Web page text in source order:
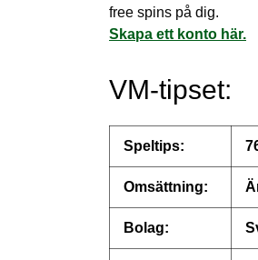
free spins på dig.
Skapa ett konto här.
VM-tipset:
Speltips:
Omsättning:
Bolag: